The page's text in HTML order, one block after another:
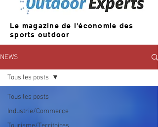
Le magazine de l'économie des
sports outdoor
NEWS
Tous les posts
Industrie/Commerce
Tous les posts